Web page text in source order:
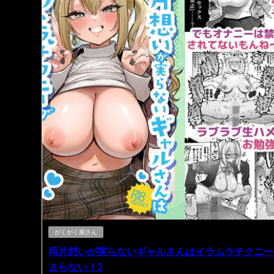
がくがく屋さん
両片想いが実らないギャルさんはイラムラチクニ
まらない！3